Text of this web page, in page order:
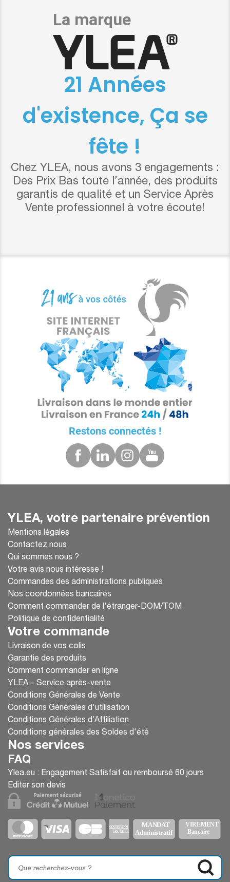
21 Années
d'existence, Ça se
fête !
Chez YLEA, nous avons 3 engagements :
Des Prix Bas toute l’année, des produits
garantis de qualité et un Service Après
Vente professionnel à votre écoute!
Restons connectés !
YLEA, votre partenaire prévention
Mentions légales
Contactez nous
Qui sommes nous ?
Votre avis nous intéresse !
Commandes des administrations publiques
Nos coordonnées bancaires
Comment commander de l'étranger-DOM/TOM
Politique de confidentialité
Votre commande
Livraison de vos colis
Garantie des produits
Comment commander en ligne
YLEA – Service après-vente
Conditions Générales de Vente
Conditions Générales d'utilisation
Conditions Générales d’Affiliation
Conditions générales des Soldes d'été
Nos services
FAQ
Ylea.eu : Engagement Satisfait ou remboursé 60 jours
Editer son devis